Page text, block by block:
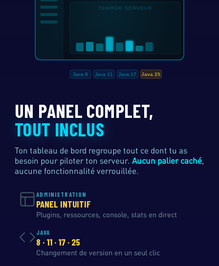
UN PANEL COMPLET,
TOUT INCLUS
Ton tableau de bord regroupe tout ce dont tu as
besoin pour piloter ton serveur. Aucun palier caché,
aucune fonctionnalité verrouillée.
ADMINISTRATION
PANEL INTUITIF
Plugins, ressources, console, stats en direct
JAVA
8 · 11 · 17 · 25
Changement de version en un seul clic